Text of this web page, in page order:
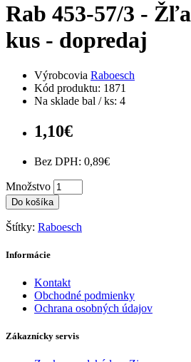
Rab 453-57/3 -
kus - dopredaj
Výrobcovia Raboesch
Kód produktu: 1871
Na sklade bal / ks: 4
1,10€
Bez DPH: 0,89€
Množstvo
Do košíka
Štítky: Raboesch
Informácie
Kontakt
Obchodné podmienky
Ochrana osobných údajov
Zákaznícky servis